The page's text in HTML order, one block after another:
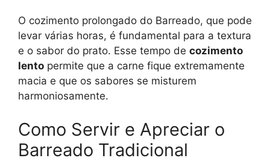
O cozimento prolongado do Barreado, que pode
levar várias horas, é fundamental para a textura
e o sabor do prato. Esse tempo de cozimento
lento permite que a carne fique extremamente
macia e que os sabores se misturem
harmoniosamente.
Como Servir e Apreciar o
Barreado Tradicional